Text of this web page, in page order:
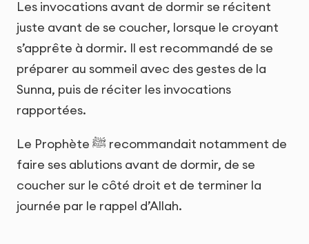
Les invocations avant de dormir se récitent
juste avant de se coucher, lorsque le croyant
s’apprête à dormir. Il est recommandé de se
préparer au sommeil avec des gestes de la
Sunna, puis de réciter les invocations
rapportées.
Le Prophète ﷺ recommandait notamment de
faire ses ablutions avant de dormir, de se
coucher sur le côté droit et de terminer la
journée par le rappel d’Allah.